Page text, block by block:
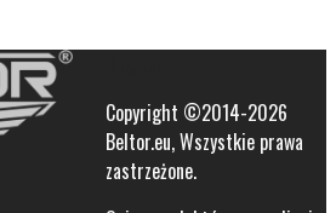
Copyright ©2014-2026
Beltor.eu, Wszystkie prawa
zastrzeżone.